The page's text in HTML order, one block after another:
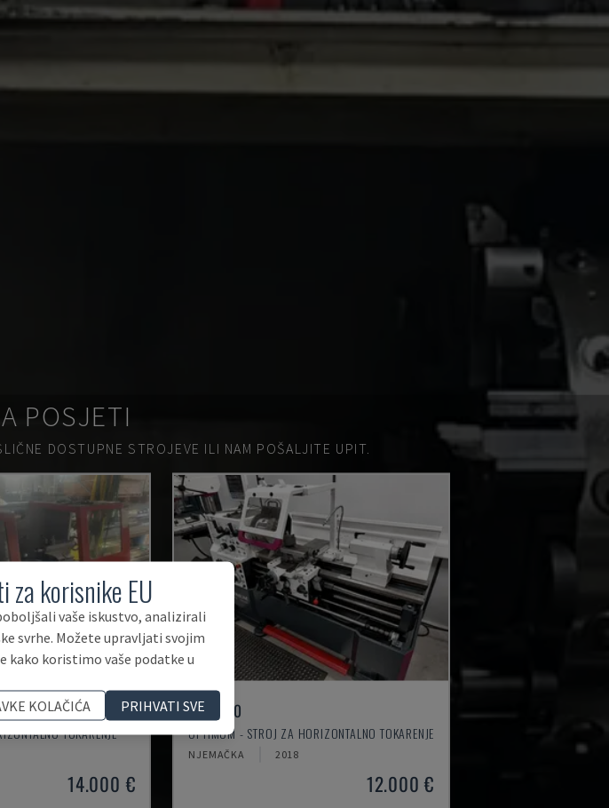
POSJETI
DOSTUPNE STROJEVE ILI NAM POŠALJITE UPIT.
TOKARENJE
14.000 €
TH 4610
OPTIMUM - STROJ ZA HORIZONTALNO TOKARENJE
NJEMAČKA 2018
12.000 €
za korisnike EU
vaše iskustvo, analizirali
svrhe. Možete upravljati svojim
kako koristimo vaše podatke u
KOLAČIĆA
PRIHVATI SVE